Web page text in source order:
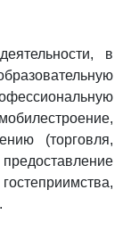
в
(торговля,